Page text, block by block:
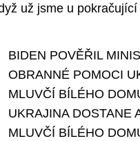
už jsme u
BIDEN POVĚŘIL
OBRANNÉ POMOCI
MLUVČÍ BÍLÉHO
UKRAJINA DOSTANE
MLUVČÍ BÍLÉHO